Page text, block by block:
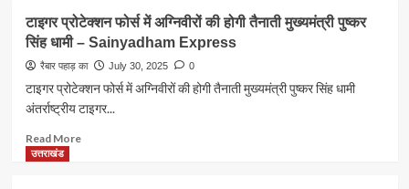
लाभार्थियों
को
कुल
184.25
रुपए
की
उत्तराखंड
के
लिए
विशेष
सहायता
के
टाइगर प्रोटेक्शन फोर्स में अग्निवीरों की होगी तैनाती मुख्यमंत्री पुष्कर
सिंह धामी – Sainyadham Express
रैबार पहाड़ का July 30, 2025 0
टाइगर प्रोटेक्शन फोर्स में अग्निवीरों की होगी तैनाती मुख्यमंत्री पुष्कर सिंह धामी
अंतर्राष्ट्रीय टाइगर...
Read MoreRead
उत्तराखंड